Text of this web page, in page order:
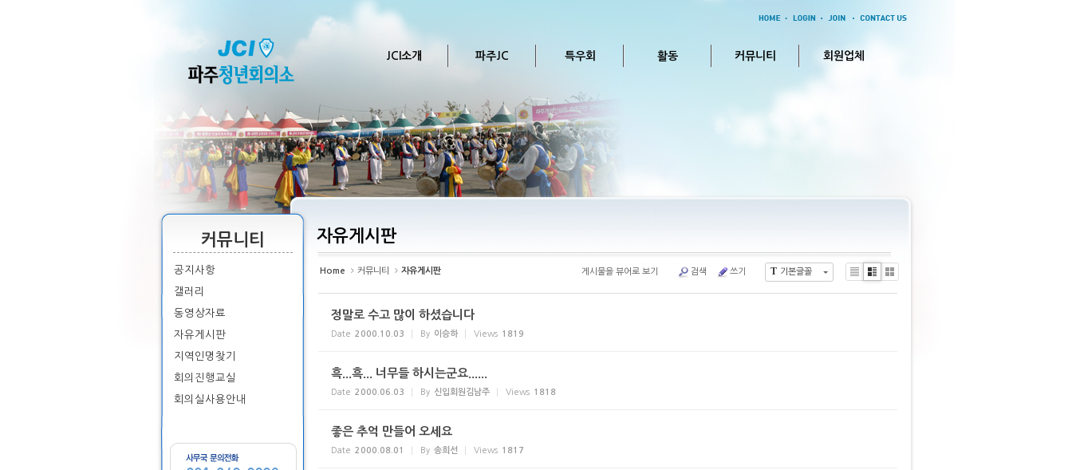
JCI소개 파주JC 특우회 활동 커뮤니티 회원업체
커뮤니티
공지사항
갤러리
동영상자료
자유게시판
지역인명찾기
회의진행교실
회의실사용안내
자유게시판
Home 커뮤니티 자유게시판 T 기본글꼴
게시물을 뷰어로 보기 검색 쓰기
Li
Zi
G
정말로 수고 많이 하셨습니다
Date 2000.10.03 By 이승하 Views 1819
흑...흑... 너무들 하시는군요......
Date 2000.06.03 By 신입회원김남주 Views 1818
좋은 추억 만들어 오세요
Date 2000.08.01 By 송희선 Views 1817